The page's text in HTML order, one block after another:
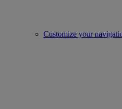
Customize your